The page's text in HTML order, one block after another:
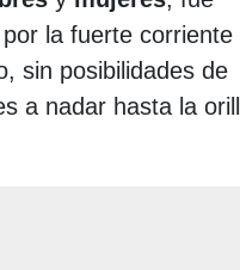
la fuerte corriente
sin posibilidades de
a nadar hasta la